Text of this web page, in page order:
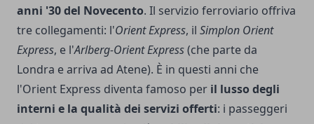
anni '30 del Novecento. Il servizio ferroviario offriva
tre collegamenti: l'Orient Express, il Simplon Orient
Express, e l'Arlberg-Orient Express(che parte da
Londra e arriva ad Atene). È in questi anni che
l'Orient Express diventa famoso per il lusso degli
interni e la qualità dei servizi offerti: i passeggeri